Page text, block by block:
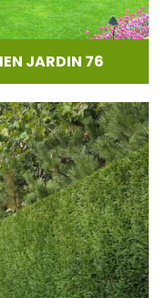
JARDIN 76